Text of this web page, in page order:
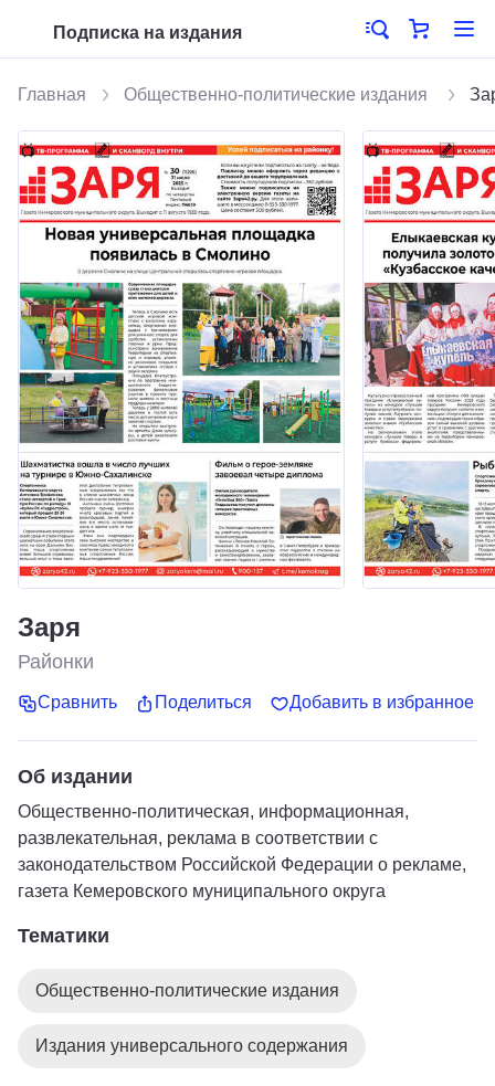
Подписка на издания
Главная Общественно-политические издания
Заря
Районки
Сравнить Поделиться Добавить в избранное
Об издании
Общественно-политическая, информационная,
развлекательная, реклама в соответствии с
законодательством Российской Федерации о рекламе,
газета Кемеровского муниципального округа
Тематики
Общественно-политические издания
Издания универсального содержания